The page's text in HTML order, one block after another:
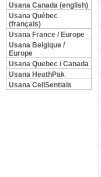
Usana Canada (english)
Usana Québec
(français)
Usana France / Europe
Usana Belgique /
Europe
Usana Quebec / Canada
Usana HeathPak
Usana CellSentials